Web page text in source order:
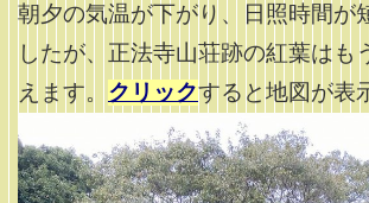
朝夕の気温が下がり、日照時間が
したが、正法寺山荘跡の紅葉はも
えます。 クリックすると地図が表